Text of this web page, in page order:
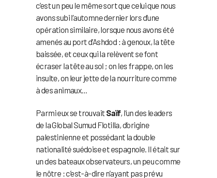
c’est un peu le même sort que celui que nous
avons subi l’automne dernier lors d’une
opération similaire, lorsque nous avons été
amenés au port d’Ashdod : à genoux, la tête
baissée, et ceux qui la relèvent se font
écraser la tête au sol ; on les frappe, on les
insulte, on leur jette de la nourriture comme
à des animaux…
Parmi eux se trouvait Saïf, l’un des leaders
de la Global Sumud Flotilla, d’origine
palestinienne et possédant la double
nationalité suédoise et espagnole. Il était sur
un des bateaux observateurs, un peu comme
le nôtre : c’est-à-dire n’ayant pas prévu